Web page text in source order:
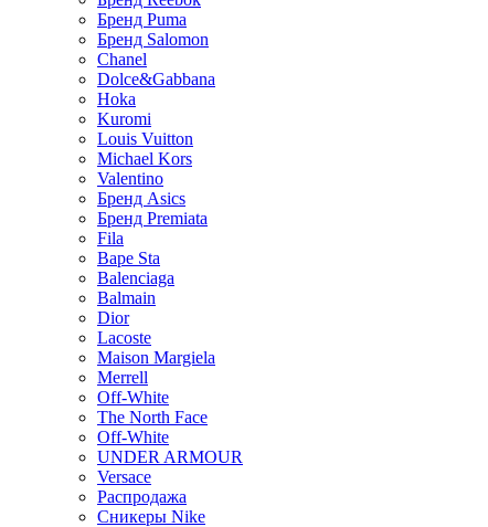
Бренд Puma
Бренд Salomon
Chanel
Dolce&Gabbana
Hoka
Kuromi
Louis Vuitton
Michael Kors
Valentino
Бренд Asics
Бренд Premiata
Fila
Bape Sta
Balenciaga
Balmain
Dior
Lacoste
Maison Margiela
Merrell
Off-White
The North Face
Off-White
UNDER ARMOUR
Versace
Распродажа
Сникеры Nike